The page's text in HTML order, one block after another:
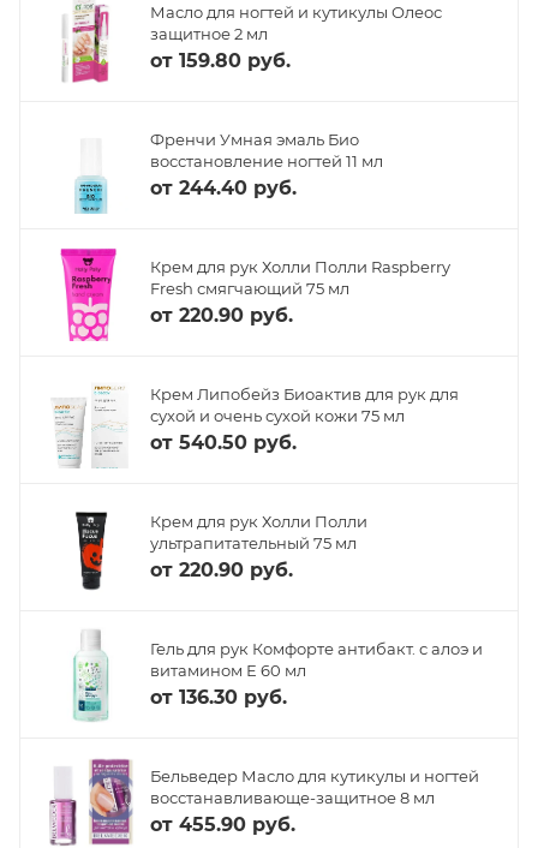
Масло для ногтей и кутикулы Олеос
защитное 2 мл
от 159.80 руб.
Френчи Умная эмаль Био
восстановление ногтей 11 мл
от 244.40 руб.
Крем для рук Холли Полли Raspberry
Fresh смягчающий 75 мл
от 220.90 руб.
Крем Липобейз Биоактив для рук для
сухой и очень сухой кожи 75 мл
от 540.50 руб.
Крем для рук Холли Полли
ультрапитательный 75 мл
от 220.90 руб.
Гель для рук Комфорте антибакт. с алоэ и
витамином Е 60 мл
от 136.30 руб.
Бельведер Масло для кутикулы и ногтей
восстанавливающе-защитное 8 мл
от 455.90 руб.